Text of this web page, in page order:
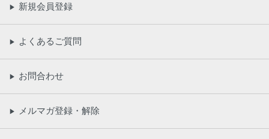
▶ 新規会員登録
▶ よくあるご質問
▶ お問合わせ
▶ メルマガ登録・解除